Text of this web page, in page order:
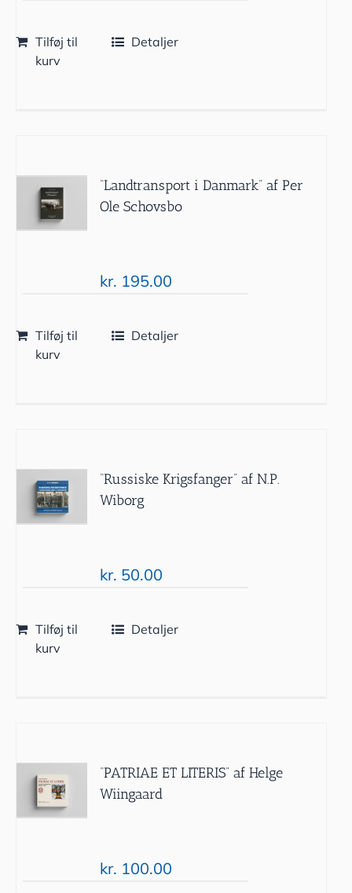
Tilføj til
kurv
Detaljer
“Landtransport i Danmark” af Per
Ole Schovsbo
kr. 195.00
Tilføj til
kurv
Detaljer
“Russiske Krigsfanger” af N.P.
Wiborg
kr. 50.00
Tilføj til
kurv
Detaljer
“PATRIAE ET LITERIS” af Helge
Wiingaard
kr. 100.00